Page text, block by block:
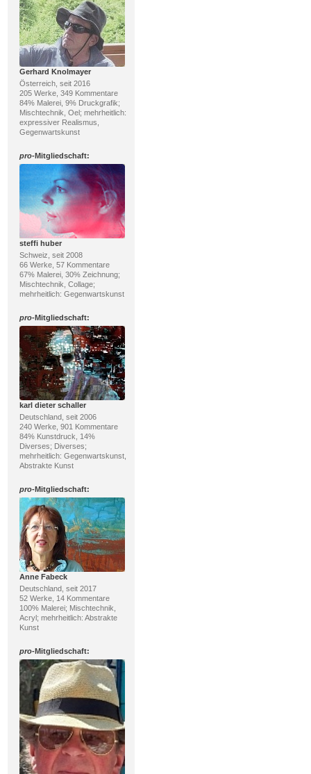
Gerhard Knolmayer
Österreich, seit 2016
205 Werke, 349 Kommentare
84% Malerei, 9% Druckgrafik;
Mischtechnik, Oel; mehrheitlich:
expressiver Realismus,
Gegenwartskunst
pro-Mitgliedschaft:
steffi huber
Schweiz, seit 2008
66 Werke, 57 Kommentare
67% Malerei, 30% Zeichnung;
Mischtechnik, Collage;
mehrheitlich: Gegenwartskunst
pro-Mitgliedschaft:
karl dieter schaller
Deutschland, seit 2006
240 Werke, 901 Kommentare
84% Kunstdruck, 14%
Diverses; Diverses;
mehrheitlich: Gegenwartskunst,
Abstrakte Kunst
pro-Mitgliedschaft:
Anne Fabeck
Deutschland, seit 2017
52 Werke, 14 Kommentare
100% Malerei; Mischtechnik,
Acryl; mehrheitlich: Abstrakte
Kunst
pro-Mitgliedschaft: